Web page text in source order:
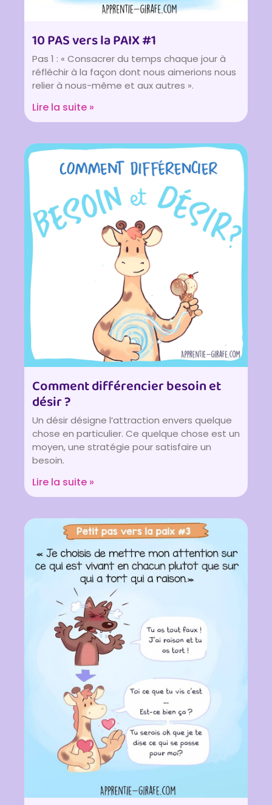
10 PAS vers la PAIX #1
Pas 1 : « Consacrer du temps chaque jour à
réfléchir à la façon dont nous aimerions nous
relier à nous-même et aux autres ».
Lire la suite »
Comment différencier besoin et
désir ?
Un désir désigne l’attraction envers quelque
chose en particulier. Ce quelque chose est un
moyen, une stratégie pour satisfaire un
besoin.
Lire la suite »